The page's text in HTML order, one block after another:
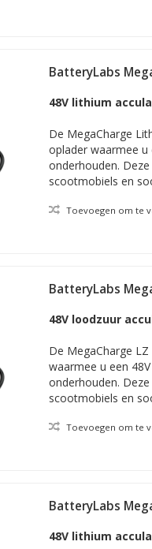
BatteryLabs
48V lithium
De MegaCharge
oplader waarmee u
onderhouden.
scootmobiels en
Toevoegen om te
BatteryLabs
48V loodzuur
De MegaCharge
waarmee u een
onderhouden.
scootmobiels en
Toevoegen om te
BatteryLabs
48V lithium